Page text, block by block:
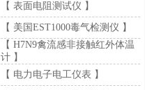
【 表面电阻测试仪 】
【 美国EST1000毒气检测仪 】
【 H7N9禽流感非接触红外体温
计 】
【 电力电子电工仪表 】